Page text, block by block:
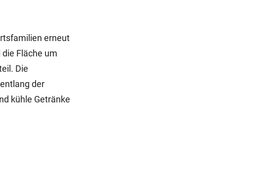
erneut
Fläche um
Die
der
kühle Getränke